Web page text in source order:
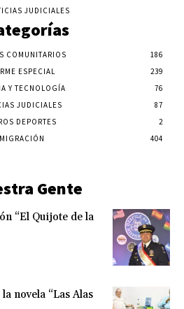
JUDICIALES
COMUNITARIOS
186
ESPECIAL
239
Y TECNOLOGÍA
76
JUDICIALES
87
DEPORTES
2
404
Gente
“El Quijote de la
novela “Las Alas